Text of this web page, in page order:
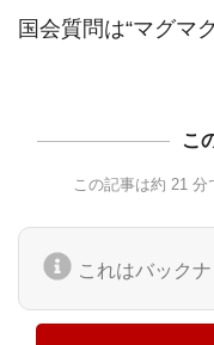
国会質問は“マグマ
こ
この記事は約 21
これはバック